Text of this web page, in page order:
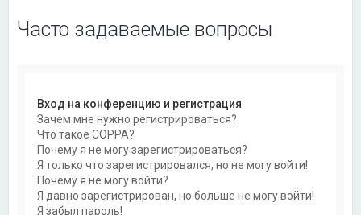
Часто задаваемые вопросы
Вход на конференцию и регистрация
Зачем мне нужно регистрироваться?
Что такое COPPA?
Почему я не могу зарегистрироваться?
Я только что зарегистрировался, но не могу войти!
Почему я не могу войти?
Я давно зарегистрирован, но больше не могу войти!
Я забыл пароль!